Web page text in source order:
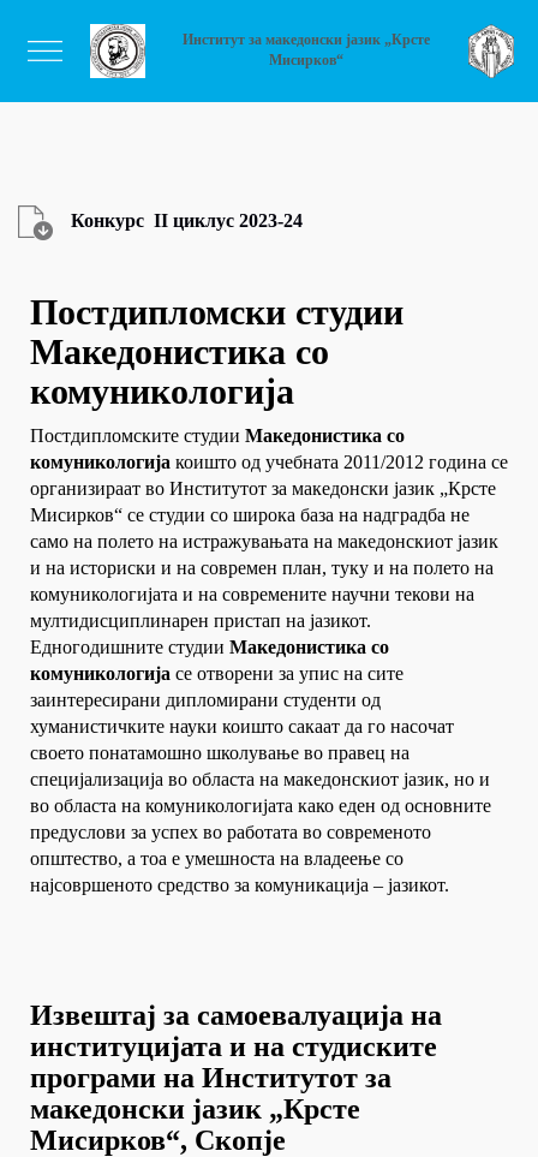
Институт за македонски јазик „Крсте
Мисирков“
Конкурс II циклус 2023-24
Постдипломски студии
Македонистика со
комуникологија
Постдипломските студии Македонистика со
комуникологија коишто од учебната 2011/2012 година се
организираат во Институтот за македонски јазик „Крсте
Мисирков“ се студии со широка база на надградба не
само на полето на истражувањата на македонскиот јазик
и на историски и на современ план, туку и на полето на
комуникологијата и на современите научни текови на
мултидисциплинарен пристап на јазикот.
Едногодишните студии Македонистика со
комуникологија се отворени за упис на сите
заинтересирани дипломирани студенти од
хуманистичките науки коишто сакаат да го насочат
своето понатамошно школување во правец на
специјализација во областа на македонскиот јазик, но и
во областа на комуникологијата како еден од основните
предуслови за успех во работата во современото
општество, а тоа е умешноста на владеење со
најсовршеното средство за комуникација – јазикот.
Извештај за самоевалуација на
институцијата и на студиските
програми на Институтот за
македонски јазик „Крсте
Мисирков“, Скопје